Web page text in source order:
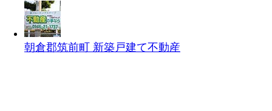
朝倉郡筑前町 新築戸建て不動産